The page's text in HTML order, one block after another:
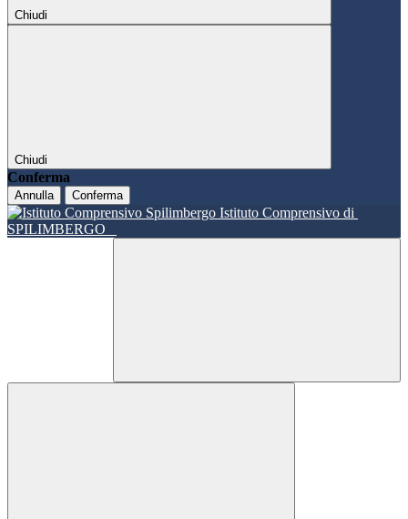
Chiudi
Chiudi
Conferma
Annulla Conferma
Istituto Comprensivo di
SPILIMBERGO